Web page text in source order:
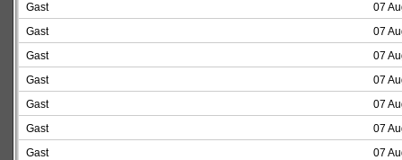
Gast
07
Gast
07
Gast
07
Gast
07
Gast
07
Gast
07
Gast
07